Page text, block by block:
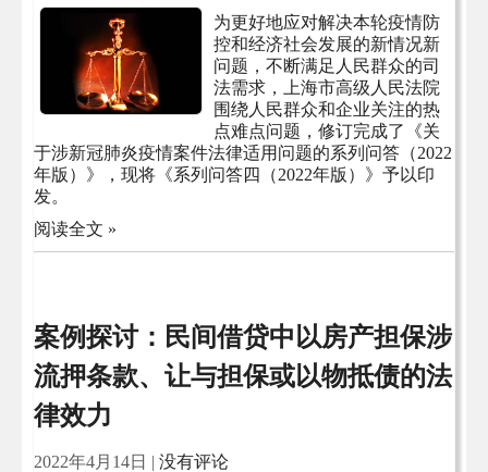
为更好地应对解决本轮疫情防
控和经济社会发展的新情况新
问题，不断满足人民群众的司
法需求，上海市高级人民法院
围绕人民群众和企业关注的热
点难点问题，修订完成了《关
于涉新冠肺炎疫情案件法律适用问题的系列问答（2022
年版）》，现将《系列问答四（2022年版）》予以印
发。
阅读全文 »
案例探讨：民间借贷中以房产担保涉
流押条款、让与担保或以物抵债的法
律效力
2022年4月14日 | 没有评论